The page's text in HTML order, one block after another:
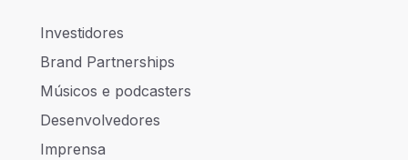
Investidores
Brand Partnerships
Músicos e podcasters
Desenvolvedores
Imprensa